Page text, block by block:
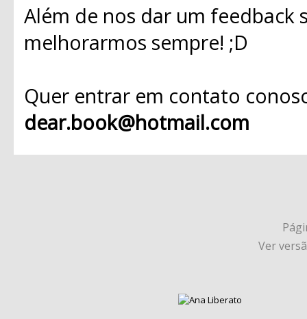
Além de nos dar um
melhorarmos sempre! ;D
Quer entrar em contato
dear.book@hotmail.com
Ver